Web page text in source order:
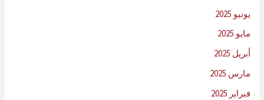
يونيو 2025
مايو 2025
أبريل 2025
مارس 2025
فبراير 2025